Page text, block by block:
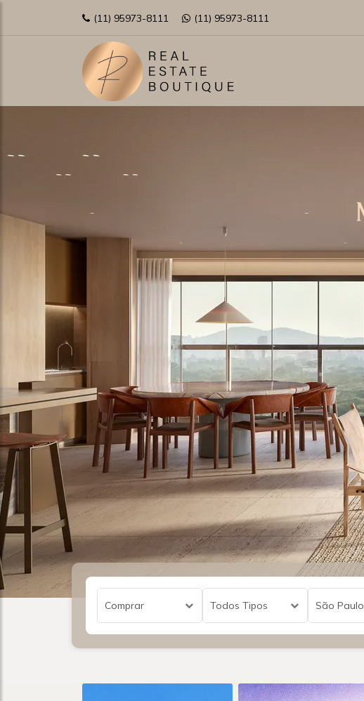
(11) 95973-8111 (11) 95973-8111
Comprar Todos Tipos São Paulo